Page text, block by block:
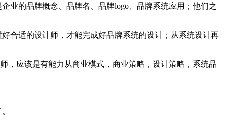
业的品牌概念、品牌名、品牌logo、品牌系统应用；他们之
合适的设计师，才能完成好品牌系统的设计；从系统设计再
，应该是有能力从商业模式，商业策略，设计策略，系统品